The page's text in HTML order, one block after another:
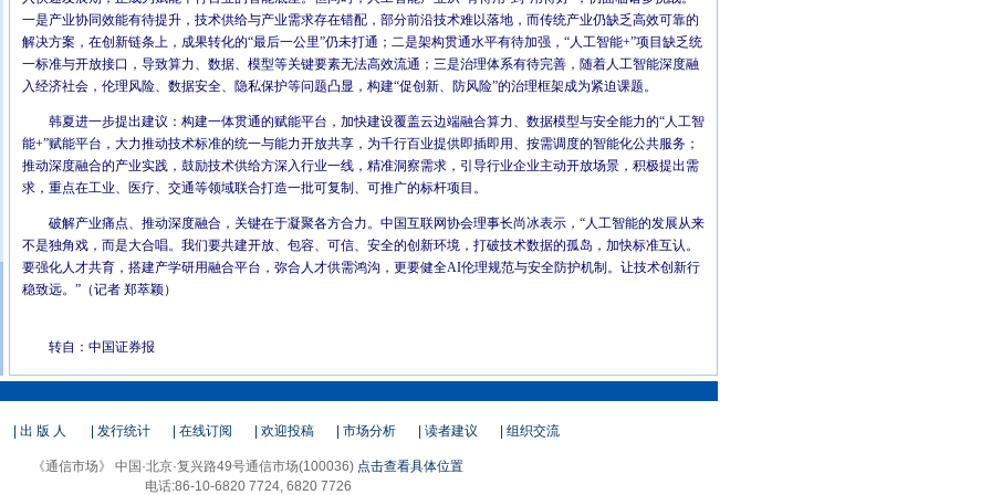
一是产业协同效能有待提升，技术供给与产业需求存在错配，部分前沿技术难以落地，而传统产业仍缺乏高效可靠的
解决方案，在创新链条上，成果转化的“最后一公里”仍未打通；二是架构贯通水平有待加强，“人工智能+”项目缺乏统
一标准与开放接口，导致算力、数据、模型等关键要素无法高效流通；三是治理体系有待完善，随着人工智能深度融
入经济社会，伦理风险、数据安全、隐私保护等问题凸显，构建“促创新、防风险”的治理框架成为紧迫课题。
韩夏进一步提出建议：构建一体贯通的赋能平台，加快建设覆盖云边端融合算力、数据模型与安全能力的“人工智
能+”赋能平台，大力推动技术标准的统一与能力开放共享，为千行百业提供即插即用、按需调度的智能化公共服务；
推动深度融合的产业实践，鼓励技术供给方深入行业一线，精准洞察需求，引导行业企业主动开放场景，积极提出需
求，重点在工业、医疗、交通等领域联合打造一批可复制、可推广的标杆项目。
破解产业痛点、推动深度融合，关键在于凝聚各方合力。中国互联网协会理事长尚冰表示，“人工智能的发展从来
不是独角戏，而是大合唱。我们要共建开放、包容、可信、安全的创新环境，打破技术数据的孤岛，加快标准互认。
要强化人才共育，搭建产学研用融合平台，弥合人才供需鸿沟，更要健全AI伦理规范与安全防护机制。让技术创新行
稳致远。”（记者 郑萃颖）
转自：中国证券报
| 出 版 人 | 发行统计 | 在线订阅 | 欢迎投稿 | 市场分析 | 读者建议 | 组织交流
《通信市场》 中国·北京·复兴路49号通信市场(100036) 点击查看具体位置
电话:86-10-6820 7724, 6820 7726